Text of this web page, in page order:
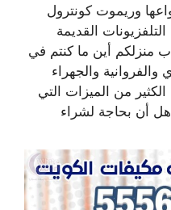
وريموت كونترول
القديمة
منزلكم أين ما كنتم في
والفروانية والجهراء
من الميزات التي
أن بحاجة لشراء